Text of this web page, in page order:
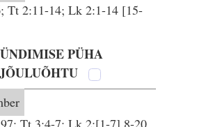
Tt 2:11-14; Lk 2:1-14 [15-
PÜHA